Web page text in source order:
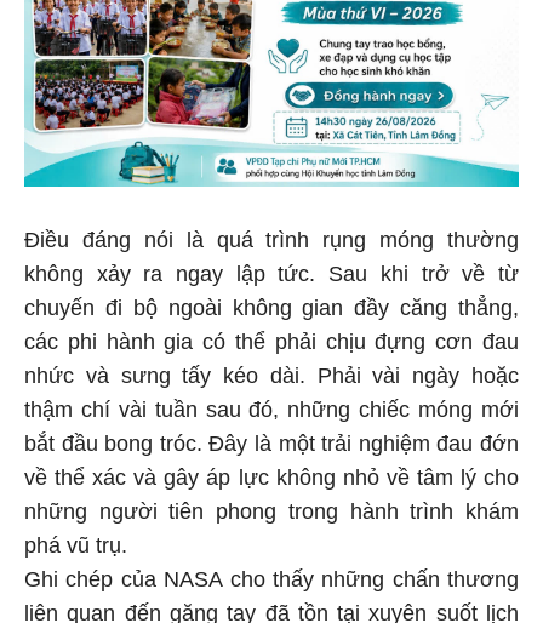
Điều đáng nói là quá trình rụng móng thường
không xảy ra ngay lập tức. Sau khi trở về từ
chuyến đi bộ ngoài không gian đầy căng thẳng,
các phi hành gia có thể phải chịu đựng cơn đau
nhức và sưng tấy kéo dài. Phải vài ngày hoặc
thậm chí vài tuần sau đó, những chiếc móng mới
bắt đầu bong tróc. Đây là một trải nghiệm đau đớn
về thể xác và gây áp lực không nhỏ về tâm lý cho
những người tiên phong trong hành trình khám
phá vũ trụ.
Ghi chép của NASA cho thấy những chấn thương
liên quan đến găng tay đã tồn tại xuyên suốt lịch